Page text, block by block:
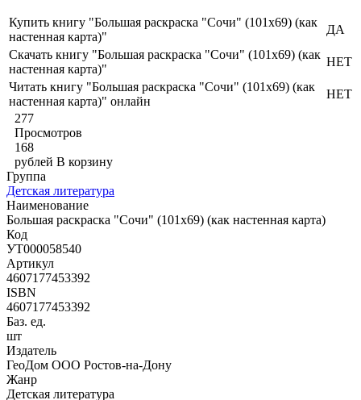
Купить книгу "Большая раскраска "Сочи" (101х69) (как
настенная карта)"
ДА
Скачать книгу "Большая раскраска "Сочи" (101х69) (как
настенная карта)"
НЕТ
Читать книгу "Большая раскраска "Сочи" (101х69) (как
настенная карта)" онлайн
НЕТ
277
Просмотров
168
рублей В корзину
Группа
Детская литература
Наименование
Большая раскраска "Сочи" (101х69) (как настенная карта)
Код
УТ000058540
Артикул
4607177453392
ISBN
4607177453392
Баз. ед.
шт
Издатель
ГеоДом ООО Ростов-на-Дону
Жанр
Детская литература